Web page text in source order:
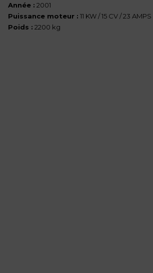
Année : 2001
Puissance moteur : 11 KW / 15 CV / 23 AMPS
Poids : 2200 kg